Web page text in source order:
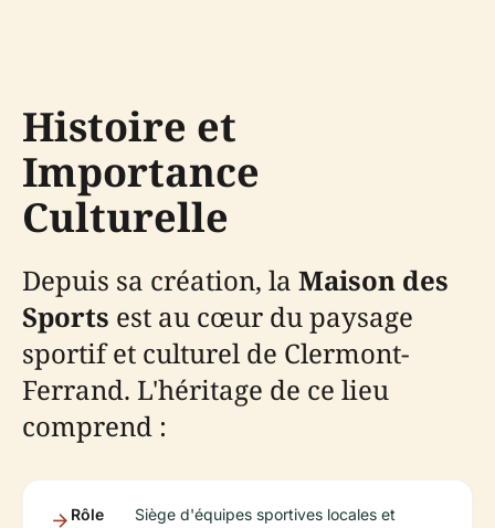
Histoire et
Importance
Culturelle
Depuis sa création, la Maison des
Sports est au cœur du paysage
sportif et culturel de Clermont-
Ferrand. L'héritage de ce lieu
comprend :
Rôle
Siège d'équipes sportives locales et